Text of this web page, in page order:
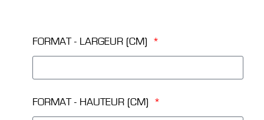
FORMAT - LARGEUR (CM)
FORMAT - HAUTEUR (CM)